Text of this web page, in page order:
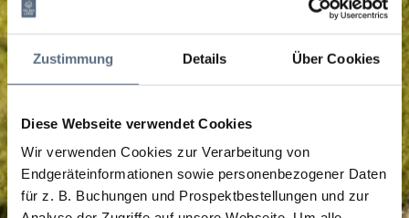
Zustimmung Details Über Cookies
Diese Webseite verwendet Cookies
Wir verwenden Cookies zur Verarbeitung von
Endgeräteinformationen sowie personenbezogener Daten
für z. B. Buchungen und Prospektbestellungen und zur